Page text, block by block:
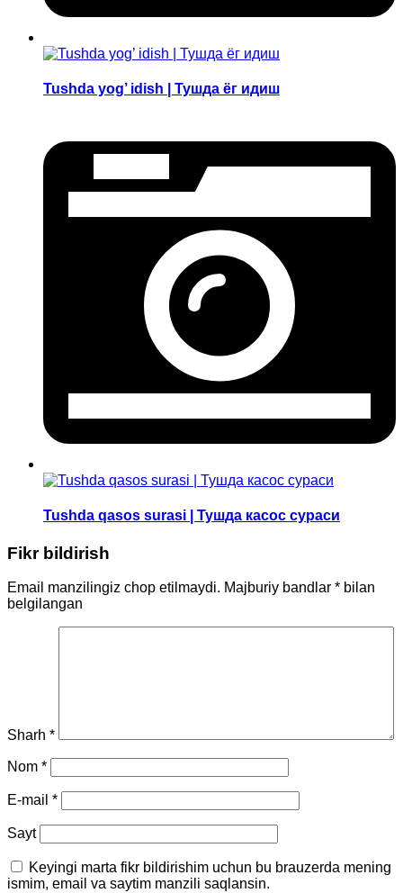
Tushda yog’ idish | Тушда ёг идиш
Tushda qasos surasi | Тушда касос сураси
Fikr bildirish
Email manzilingiz chop etilmaydi. Majburiy bandlar * bilan
belgilangan
Sharh *
Nom *
E-mail *
Sayt
Keyingi marta fikr bildirishim uchun bu brauzerda mening
ismim, email va saytim manzili saqlansin.